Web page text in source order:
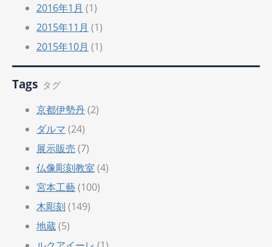
2016年1月 (1)
2015年11月 (1)
2015年10月 (1)
Tags タグ
京都伊勢丹(2)
ダルマ (24)
展示販売 (7)
仏像彫刻教室 (4)
宮本工藝(100)
木彫刻 (149)
地蔵(5)